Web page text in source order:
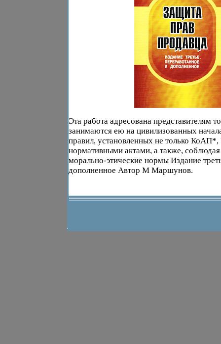
Эта работа адресована представителям
занимаются ею на цивилизованных
правил, установленных не только
нормативными актами, а также,
морально-этические нормы Издание
дополненное Автор М Маршунов.